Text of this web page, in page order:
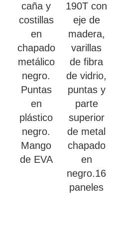
caña y
costillas
en
chapado
metálico
negro.
Puntas
en
plástico
negro.
Mango
de EVA
190T con
eje de
madera,
varillas
de fibra
de vidrio,
puntas y
parte
superior
de metal
chapado
en
negro.16
paneles